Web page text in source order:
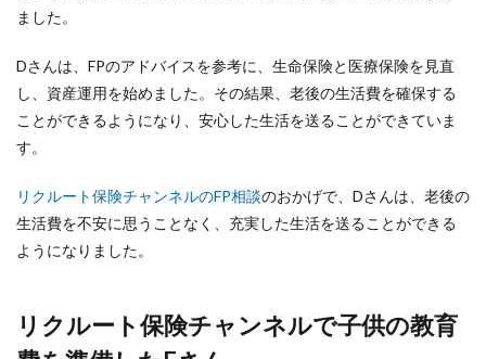
ました。
Dさんは、FPのアドバイスを参考に、生命保険と医療保険を見直
し、資産運用を始めました。その結果、老後の生活費を確保する
ことができるようになり、安心した生活を送ることができていま
す。
リクルート保険チャンネルのFP相談のおかげで、Dさんは、老後の
生活費を不安に思うことなく、充実した生活を送ることができる
ようになりました。
リクルート保険チャンネルで子供の教育